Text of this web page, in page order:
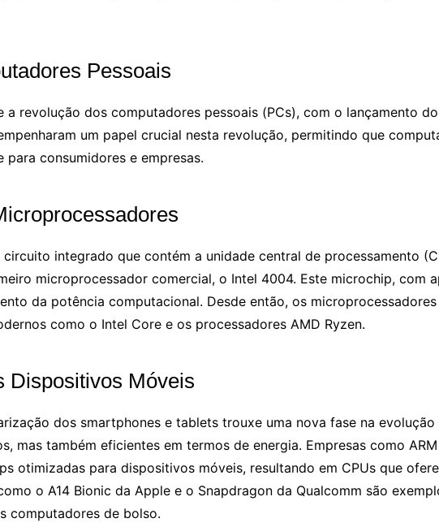
Pessoais
a revolução dos computadores pessoais (PCs), com o lançamento
um papel crucial nesta revolução, permitindo que
para consumidores e empresas.
integrado que contém a unidade central de processamento
microprocessador comercial, o Intel 4004. Este microchip, com
da potência computacional. Desde então, os
como o Intel Core e os processadores AMD Ryzen.
Dispositivos Móveis
dos smartphones e tablets trouxe uma nova fase na
mas também eficientes em termos de energia. Empresas como
otimizadas para dispositivos móveis, resultando em CPUs que
o A14 Bionic da Apple e o Snapdragon da Qualcomm são
computadores de bolso.